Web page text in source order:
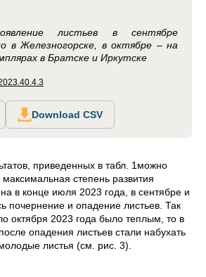
листьев в сентябре
в Железногорске, в октябре – на
в Братске и Иркутске
Download CSV
приведенных в табл. 1можно
степень развития
в конце июля 2023 года, в сентябре и
почернение и опадение листьев. Так
октября 2023 года было теплым, то в
опадения листьев стали набухать
листья (см. рис. 3).